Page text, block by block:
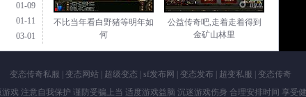
01-09
01-11
03-01
不比当年看白野猪等明年如
何
公益传奇吧,走着走着得到
金矿山林里
变态传奇私服 变态网站| 超级变态 sf发布网 变态发布| 超变私服
变态传奇
戏 注意自我保护 谨防受骗上当 适度游戏益脑 沉迷游戏伤身 合理安排时间 享受